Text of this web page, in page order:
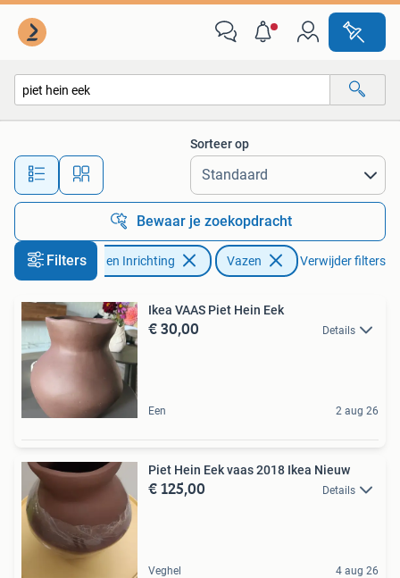
Alle afstanden…
Sorteer op
Bewaar je zoekopdracht
FiltersHuis en Inrichting Vazen Verwijder filters
Ikea VAAS Piet Hein Eek
€ 30,00 Details
Een 2 aug 26
Piet Hein Eek vaas 2018 Ikea Nieuw
€ 125,00 Details
Veghel 4 aug 26